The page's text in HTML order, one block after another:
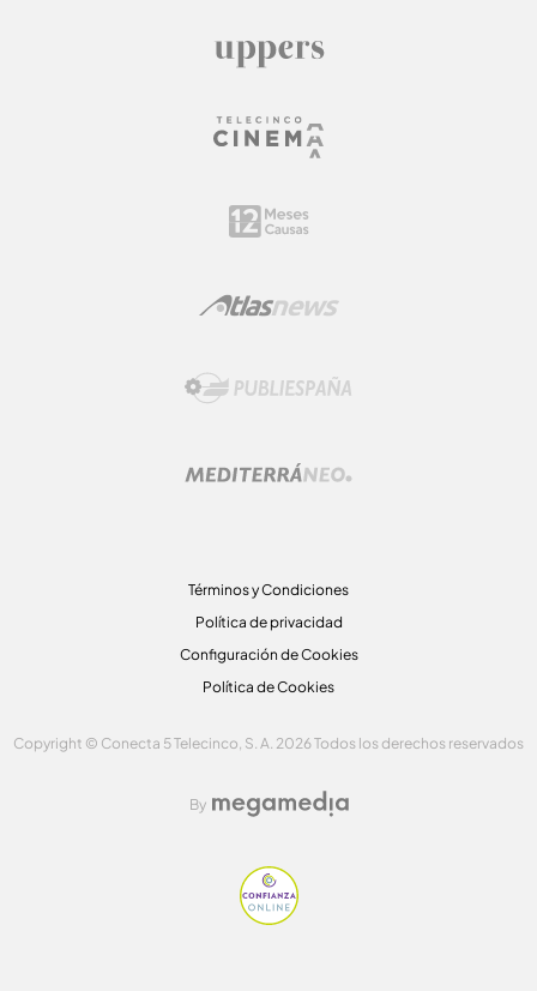
Términos y Condiciones
Política de privacidad
Configuración de Cookies
Política de Cookies
Copyright © Conecta 5 Telecinco, S. A. 2026 Todos los derechos reservados
By